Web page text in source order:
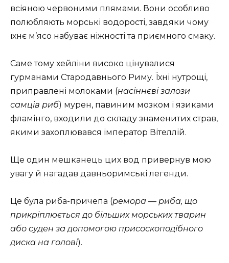
всіяною червоними плямами. Вони особливо
полюбляють морські водорості, завдяки чому
їхнє м’ясо набуває ніжності та приємного смаку.
Саме тому хейліни високо цінувалися
гурманами Стародавнього Риму. Їхні нутрощі,
приправлені молоками (насіннєві залози
самців риб) мурен, павиним мозком і язиками
фламінго, входили до складу знаменитих страв,
якими захоплювався імператор Вітеллій.
Ще один мешканець цих вод привернув мою
увагу й нагадав давньоримські легенди.
Це була риба-причепа (ремора — риба, що
прикріплюється до більших морських тварин
або суден за допомогою присоскоподібного
диска на голові).